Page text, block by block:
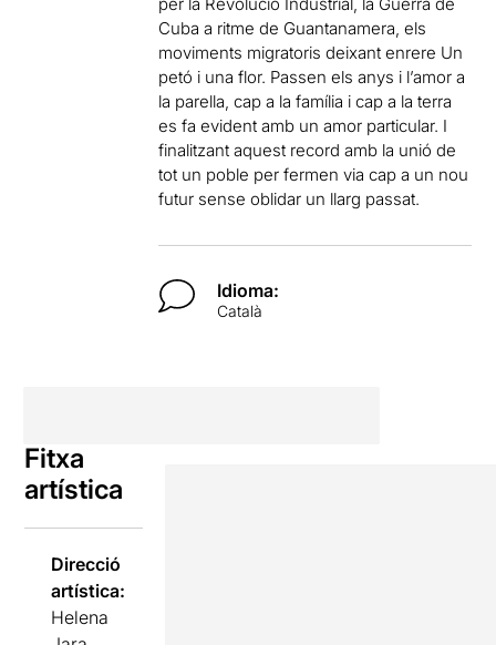
Cuba a ritme de Guantanamera, els
moviments migratoris deixant enrere Un
petó i una flor. Passen els anys i l’amor a
la parella, cap a la família i cap a la terra
es fa evident amb un amor particular. I
finalitzant aquest record amb la unió de
tot un poble per fermen via cap a un nou
futur sense oblidar un llarg passat.
Idioma:
Català
Fitxa
artística
Direcció
artística:
Helena